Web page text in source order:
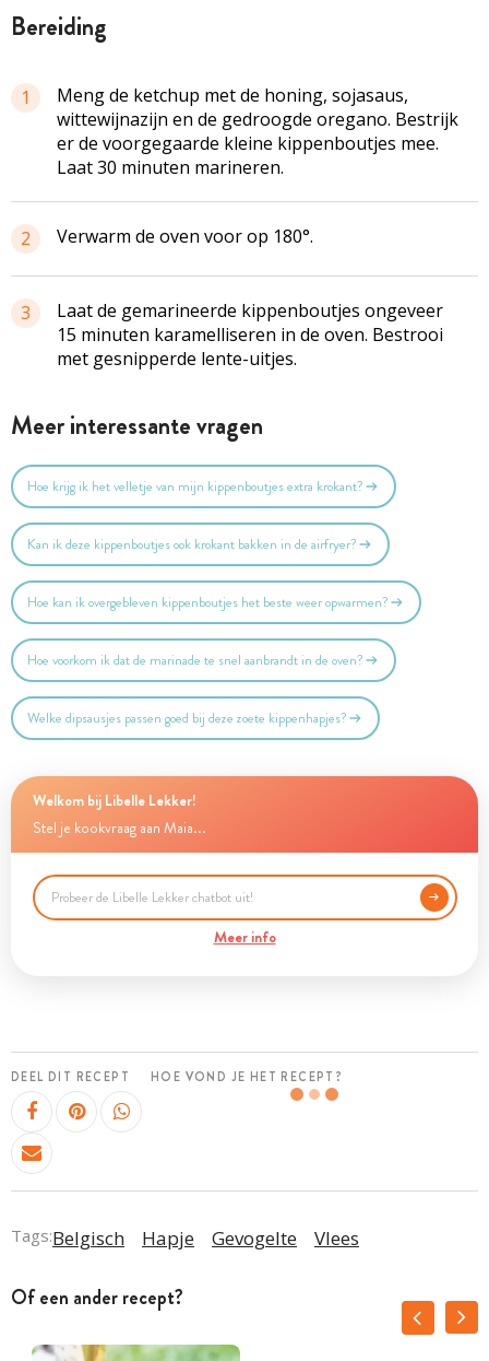
bereiding
1
Meng de ketchup met de honing, sojasaus,
wittewijnazijn en de gedroogde oregano. Bestrijk
er de voorgegaarde kleine kippenboutjes mee.
Laat 30 minuten marineren.
2 Verwarm de oven voor op 180°.
3
Laat de gemarineerde kippenboutjes ongeveer
15 minuten karamelliseren in de oven. Bestrooi
met gesnipperde lente-uitjes.
Meer interessante vragen
Hoe krijg ik het velletje van mijn kippenboutjes extra krokant?
Kan ik deze kippenboutjes ook krokant bakken in de airfryer?
Hoe kan ik overgebleven kippenboutjes het beste weer opwarmen?
Hoe voorkom ik dat de marinade te snel aanbrandt in de oven?
Welke dipsausjes passen goed bij deze zoete kippenhapjes?
Welkom bij Libelle Lekker!
Stel je kookvraag aan Maia...
Meer info
DEEL DIT RECEPT HOE VOND JE HET RECEPT?
Tags:Belgisch Hapje Gevogelte Vlees
Of een ander recept?